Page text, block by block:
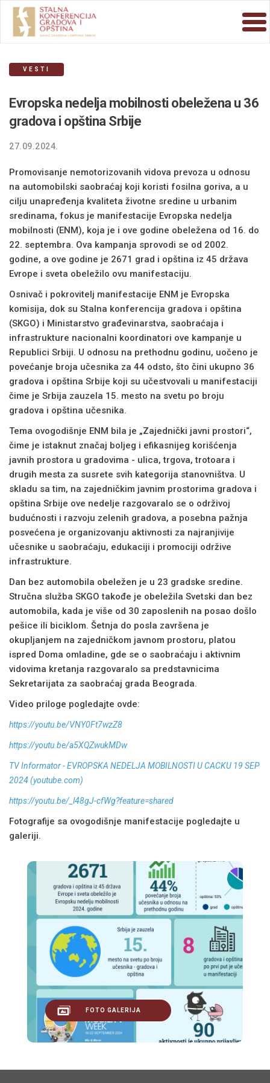
VESTI
Evropska nedelja mobilnosti obeležena u 36
gradova i opština Srbije
27.09.2024.
Promovisanje nemotorizovanih vidova prevoza u odnosu
na automobilski saobraćaj koji koristi fosilna goriva, a u
cilju unapređenja kvaliteta životne sredine u urbanim
sredinama, fokus je manifestacije Evropska nedelja
mobilnosti (ENM), koja je i ove godine obeležena od 16. do
22. septembra. Ova kampanja sprovodi se od 2002.
godine, a ove godine je 2671 grad i opština iz 45 država
Evrope i sveta obeležilo ovu manifestaciju.
Osnivač i pokrovitelj manifestacije ENM je Evropska
komisija, dok su Stalna konferencija gradova i opština
(SKGO) i Ministarstvo građevinarstva, saobraćaja i
infrastrukture nacionalni koordinatori ove kampanje u
Republici Srbiji. U odnosu na prethodnu godinu, uočeno je
povećanje broja učesnika za 44 odsto, što čini ukupno 36
gradova i opština Srbije koji su učestvovali u manifestaciji
čime je Srbija zauzela 15. mesto na svetu po broju
gradova i opština učesnika.
Tema ovogodišnje ENM bila je „Zajednički javni prostori“,
čime je istaknut značaj boljeg i efikasnijeg korišćenja
javnih prostora u gradovima - ulica, trgova, trotoara i
drugih mesta za susrete svih kategorija stanovništva. U
skladu sa tim, na zajedničkim javnim prostorima gradova i
opština Srbije ove nedelje razgovaralo se o održivoj
budućnosti i razvoju zelenih gradova, a posebna pažnja
posvećena je organizovanju aktivnosti za najranjivije
učesnike u saobraćaju, edukaciji i promociji održive
infrastrukture.
Dan bez automobila obeležen je u 23 gradske sredine.
Stručna služba SKGO takođe je obeležila Svetski dan bez
automobila, kada je više od 30 zaposlenih na posao došlo
pešice ili biciklom. Šetnja do posla završena je
okupljanjem na zajedničkom javnom prostoru, platou
ispred Doma omladine, gde se o saobraćaju i aktivnim
vidovima kretanja razgovaralo sa predstavnicima
Sekretarijata za saobraćaj grada Beograda.
Video priloge pogledajte ovde:
https://youtu.be/VNY0Ft7wzZ8
https://youtu.be/a5XQZwukMDw
TV Informator - EVROPSKA NEDELJA MOBILNOSTI U CACKU 19 SEP
2024 (youtube.com)
https://youtu.be/_l48gJ-cfWg?feature=shared
Fotografije sa ovogodišnje manifestacije pogledajte u
galeriji.
FOTO GALERIJA